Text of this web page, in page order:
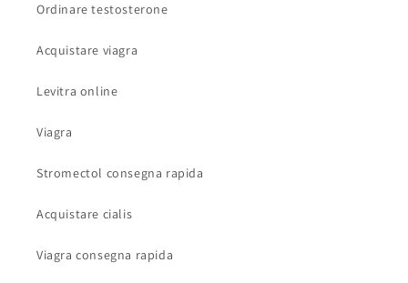
Ordinare testosterone
Acquistare viagra
Levitra online
Viagra
Stromectol consegna rapida
Acquistare cialis
Viagra consegna rapida